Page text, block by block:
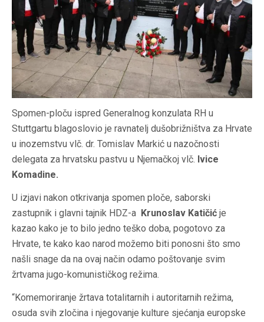
Spomen-ploču ispred Generalnog konzulata RH u
Stuttgartu blagoslovio je ravnatelj dušobrižništva za Hrvate
u inozemstvu vlč. dr. Tomislav Markić u nazočnosti
delegata za hrvatsku pastvu u Njemačkoj vlč. Ivice
Komadine.
U izjavi nakon otkrivanja spomen ploče, saborski
zastupnik i glavni tajnik HDZ-a Krunoslav Katičić je
kazao kako je to bilo jedno teško doba, pogotovo za
Hrvate, te kako kao narod možemo biti ponosni što smo
našli snage da na ovaj način odamo poštovanje svim
žrtvama jugo-komunističkog režima.
“Komemoriranje žrtava totalitarnih i autoritarnih režima,
osuda svih zločina i njegovanje kulture sjećanja europske